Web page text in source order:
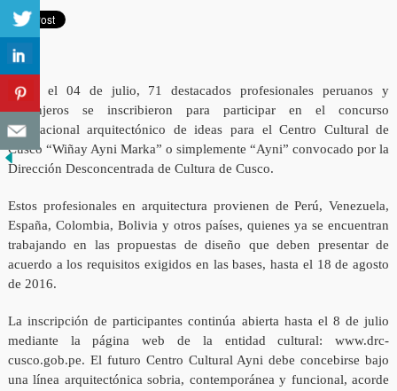
Hasta el 04 de julio, 71 destacados profesionales peruanos y
extranjeros se inscribieron para participar en el concurso
internacional arquitectónico de ideas para el Centro Cultural de
Cusco “Wiñay Ayni Marka” o simplemente “Ayni” convocado por la
Dirección Desconcentrada de Cultura de Cusco.
Estos profesionales en arquitectura provienen de Perú, Venezuela,
España, Colombia, Bolivia y otros países, quienes ya se encuentran
trabajando en las propuestas de diseño que deben presentar de
acuerdo a los requisitos exigidos en las bases, hasta el 18 de agosto
de 2016.
La inscripción de participantes continúa abierta hasta el 8 de julio
mediante la página web de la entidad cultural: www.drc-
cusco.gob.pe. El futuro Centro Cultural Ayni debe concebirse bajo
una línea arquitectónica sobria, contemporánea y funcional, acorde